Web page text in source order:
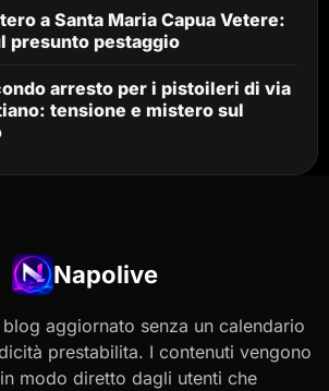
a Santa Maria Capua Vetere:
presunto pestaggio
arresto per i pistoileri di via
tensione e mistero sul
Napolive
aggiornato senza un calendario
prestabilita. I contenuti vengono
modo diretto dagli utenti che